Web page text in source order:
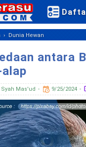
› Dunia Hewan
antara
Mas'ud 9/25/2024